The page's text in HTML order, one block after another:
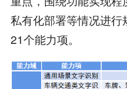
私有化部署等情况进行
21个能力项。